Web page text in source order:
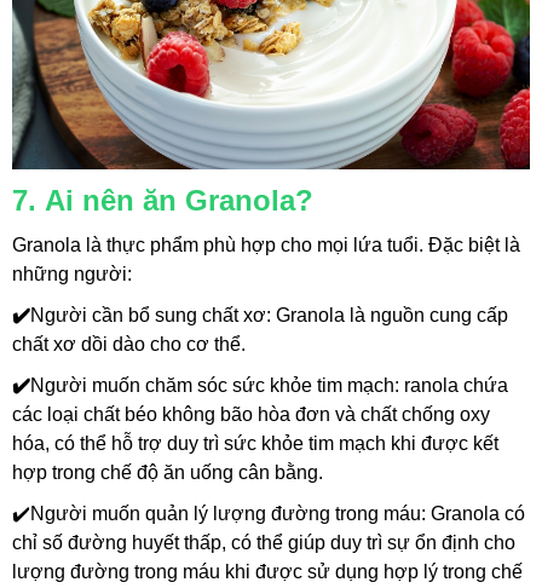
7. Ai nên ăn Granola?
Granola là thực phẩm phù hợp cho mọi lứa tuổi. Đặc biệt là
những người:
✔️Người cần bổ sung chất xơ: Granola là nguồn cung cấp
chất xơ dồi dào cho cơ thể.
✔️Người muốn chăm sóc sức khỏe tim mạch: ranola chứa
các loại chất béo không bão hòa đơn và chất chống oxy
hóa, có thể hỗ trợ duy trì sức khỏe tim mạch khi được kết
hợp trong chế độ ăn uống cân bằng.
✔️Người muốn quản lý lượng đường trong máu: Granola có
chỉ số đường huyết thấp, có thể giúp duy trì sự ổn định cho
lượng đường trong máu khi được sử dụng hợp lý trong chế